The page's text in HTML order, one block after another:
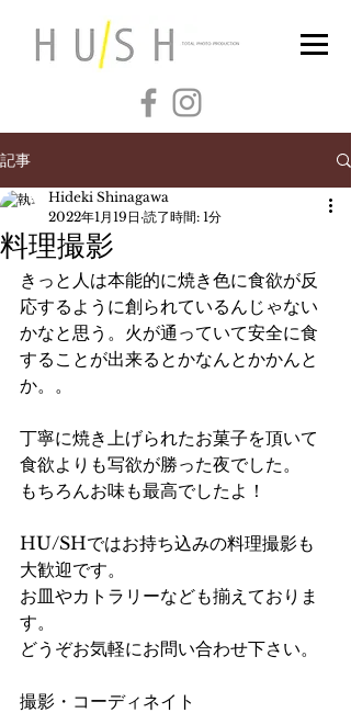
記事
料理撮影
Hideki Shinagawa
2022年1月19日 読了時間: 1分
きっと人は本能的に焼き色に食欲が反
応するように創られているんじゃない
かなと思う。火が通っていて安全に食
することが出来るとかなんとかかんと
か。。
丁寧に焼き上げられたお菓子を頂いて
食欲よりも写欲が勝った夜でした。
もちろんお味も最高でしたよ！
HU/SHではお持ち込みの料理撮影も
大歓迎です。
お皿やカトラリーなども揃えておりま
す。
どうぞお気軽にお問い合わせ下さい。
撮影・コーディネイト